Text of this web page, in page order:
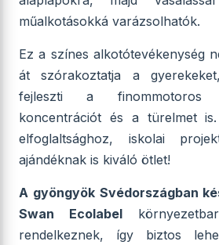
műalkotásokká varázsolhatók.
Ez a színes alkotótevékenység
át szórakoztatja a
fejleszti a finommotoros
koncentrációt és a türelmet
elfoglaltsághoz, iskolai
ajándéknak is kiváló ötlet!
A gyöngyök Svédországban
Swan Ecolabel
rendelkeznek, így biztos